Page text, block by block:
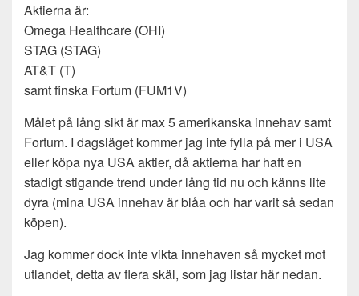
Aktierna är:
Omega Healthcare (OHI)
STAG (STAG)
AT&T (T)
samt finska Fortum (FUM1V)
Målet på lång sikt är max 5 amerikanska innehav samt
Fortum. I dagsläget kommer jag inte fylla på mer i USA
eller köpa nya USA aktier, då aktierna har haft en
stadigt stigande trend under lång tid nu och känns lite
dyra (mina USA innehav är blåa och har varit så sedan
köpen).
Jag kommer dock inte vikta innehaven så mycket mot
utlandet, detta av flera skäl, som jag listar här nedan.